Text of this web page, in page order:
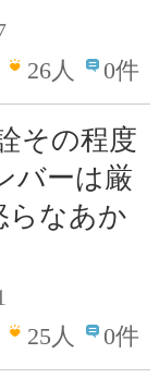
26人 0件
その程度
バーは厳
らなあか
25人 0件